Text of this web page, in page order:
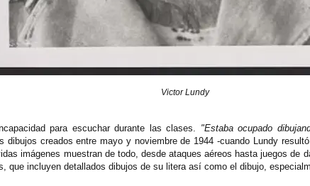
Victor Lundy
para escuchar durante las clases. "Estaba ocupado
dibujos creados entre mayo y noviembre de 1944 -cuando Lundy
imágenes muestran de todo, desde ataques aéreos hasta juegos de
que incluyen detallados dibujos de su litera así como el dibujo,